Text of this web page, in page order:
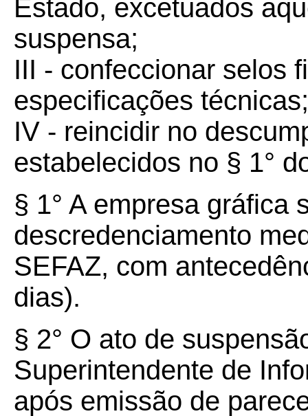
Estado, excetuados
suspensa;
III - confeccionar selos
especificações técnicas;
IV - reincidir no
estabelecidos no § 1°
§ 1° A empresa gráfica
descredenciamento
SEFAZ, com
dias).
§ 2° O ato de
Superintendente de
após emissão de